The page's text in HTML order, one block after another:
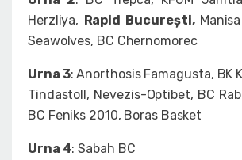
Herzliya, Rapid București,
Seawolves, BC Chernomorec
Urna 3: Anorthosis Famagusta, BK
Tindastoll, Nevezis-Optibet, BC
BC Feniks 2010, Boras Basket
Urna 4: Sabah BC